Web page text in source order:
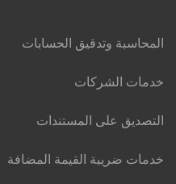
المحاسبة وتدقيق الحسابات
خدمات الشركات
التصديق على المستندات
خدمات ضريبة القيمة المضافة